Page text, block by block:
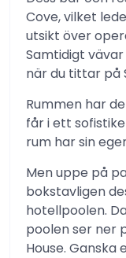
Cove, vilket
utsikt över
Samtidigt
när du tittar på
Rummen har
får i ett
rum har sin
Men uppe på
bokstavligen
hotellpoolen.
poolen ser ner
House.